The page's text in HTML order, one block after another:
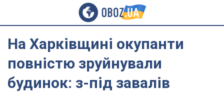
На Харківщині окупанти
повністю зруйнували
будинок: з-під завалів